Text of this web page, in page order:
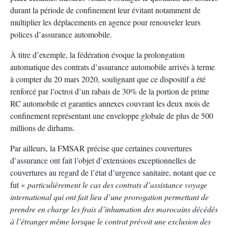
durant la période de confinement leur évitant notamment de
multiplier les déplacements en agence pour renouveler leurs
polices d’assurance automobile.
À titre d’exemple, la fédération évoque la prolongation
automatique des contrats d’assurance automobile arrivés à terme
à compter du 20 mars 2020, soulignant que ce dispositif a été
renforcé par l’octroi d’un rabais de 30% de la portion de prime
RC automobile et garanties annexes couvrant les deux mois de
confinement représentant une enveloppe globale de plus de 500
millions de dirhams.
Par ailleurs, la FMSAR précise que certaines couvertures
d’assurance ont fait l’objet d’extensions exceptionnelles de
couvertures au regard de l’état d’urgence sanitaire, notant que ce
fut « particulièrement le cas des contrats d’assistance voyage
international qui ont fait lieu d’une prorogation permettant de
prendre en charge les frais d’inhumation des marocains décédés
à l’étranger même lorsque le contrat prévoit une exclusion des